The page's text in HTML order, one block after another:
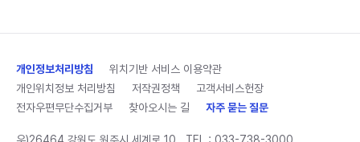
개인정보처리방침
위치기반 서비스 이용약관
개인위치정보 처리방침
저작권정책
고객서비스헌장
전자우편무단수집거부
찾아오시는 길 자주 묻는 질문